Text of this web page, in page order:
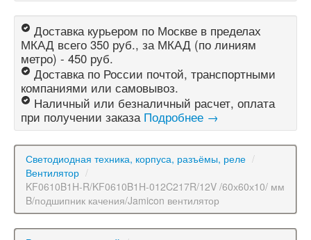
Доставка курьером по Москве в пределах
МКАД всего 350 руб., за МКАД (по линиям
метро) - 450 руб.
Доставка по России почтой, транспортными
компаниями или самовывоз.
Наличный или безналичный расчет, оплата
при получении заказа Подробнее →
Светодиодная техника, корпуса, разъёмы, реле /
Вентилятор /
KF0610B1H-R/KF0610B1H-012C217R/12V /60х60х10/ мм
B/подшипник качения/Jamicon вентилятор